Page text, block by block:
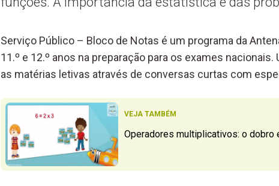
Serviço Público – Bloco de Notas é um programa da
11.º e 12.º anos na preparação para os exames
as matérias letivas através de conversas curtas com
VEJA TAMBÉM
Operadores multiplicativos: o dobro